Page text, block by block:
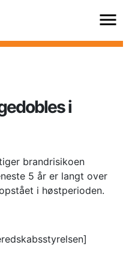
i
brandrisikoen
5 år er langt over
i høstperioden.